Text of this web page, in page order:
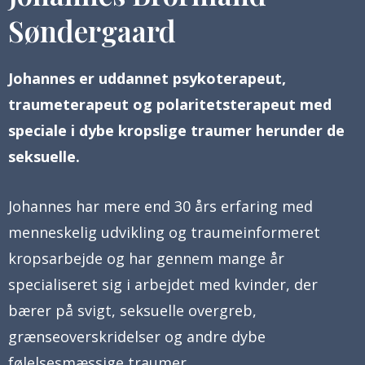
Søndergaard
Johannes er uddannet psykoterapeut,
traumeterapeut og polaritetsterapeut med
speciale i dybe kropslige traumer herunder de
seksuelle.
Johannes har mere end 30 års erfaring med
menneskelig udvikling og traumeinformeret
kropsarbejde og har gennem mange år
specialiseret sig i arbejdet med kvinder, der
bærer på svigt, seksuelle overgreb,
grænseoverskridelser og andre dybe